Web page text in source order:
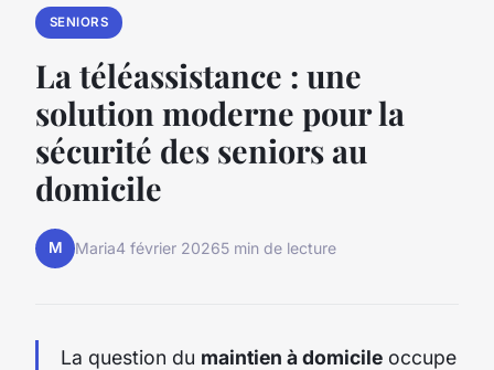
SENIORS
La téléassistance : une
solution moderne pour la
sécurité des seniors au
domicile
M Maria4 février 20265 min de lecture
La question du maintien à domicile occupe